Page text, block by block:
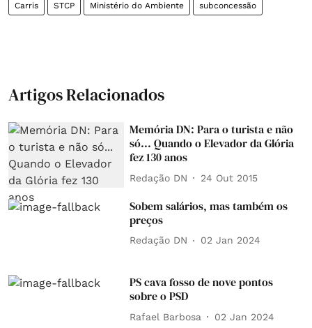
Carris STCP Ministério do Ambiente subconcessão
Artigos Relacionados
Memória DN: Para o turista e não
só... Quando o Elevador da Glória
fez 130 anos
Redação DN 24 Out 2015
Sobem salários, mas também os
preços
Redação DN 02 Jan 2024
PS cava fosso de nove pontos
sobre o PSD
Rafael Barbosa 02 Jan 2024